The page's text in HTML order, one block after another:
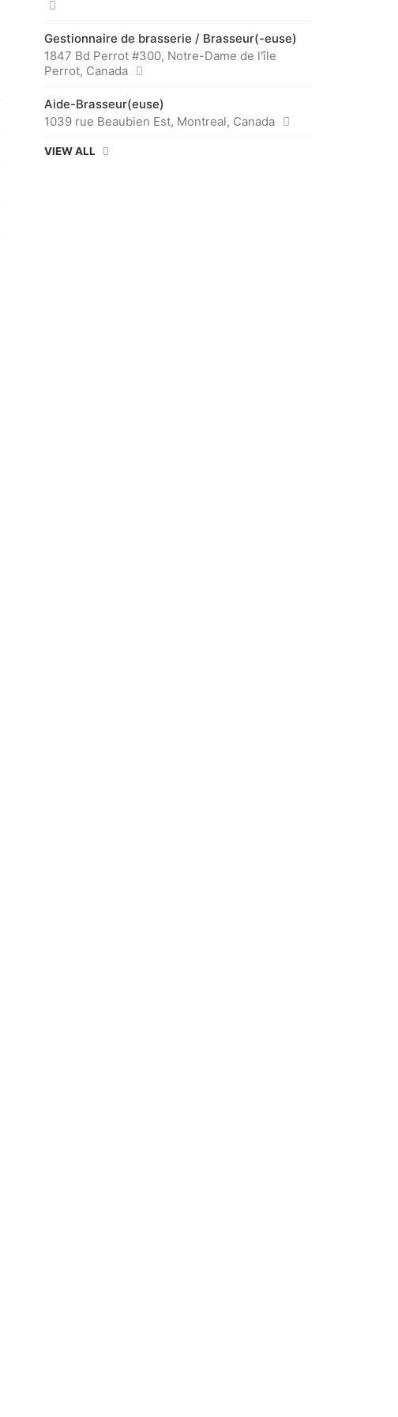
Gestionnaire de brasserie / Brasseur(-euse)
1847 Bd Perrot #300, Notre-Dame de l'île
Perrot, Canada
Aide-Brasseur(euse)
1039 rue Beaubien Est, Montreal, Canada
VIEW ALL